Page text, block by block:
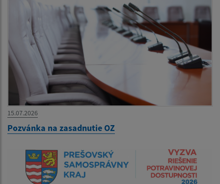
15.07.2026
Pozvánka na zasadnutie OZ